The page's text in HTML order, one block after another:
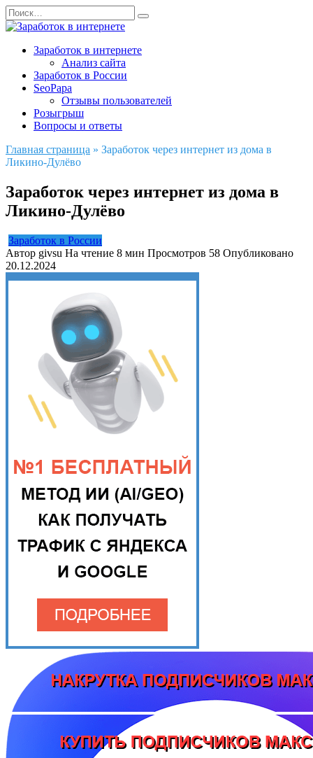
Перейти
к
содержанию
Search
for:
Заработок в интернете
Анализ сайта
Заработок в России
SeoPapa
Отзывы пользователей
Розыгрыш
Вопросы и ответы
Главная страница » Заработок через интернет из дома в
Ликино-Дулёво
Заработок через интернет из дома в
Ликино-Дулёво
Заработок в России
Автор givsu На чтение 8 мин Просмотров 58 Опубликовано
20.12.2024